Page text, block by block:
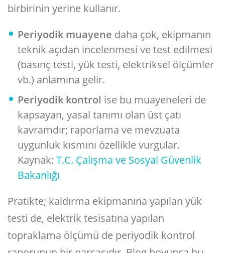
birbirinin yerine kullanır.
Periyodik muayene daha çok, ekipmanın
teknik açıdan incelenmesi ve test edilmesi
(basınç testi, yük testi, elektriksel ölçümler
vb.) anlamına gelir.
Periyodik kontrol ise bu muayeneleri de
kapsayan, yasal tanımı olan üst çatı
kavramdır; raporlama ve mevzuata
uygunluk kısmını özellikle vurgular.
Kaynak: T.C. Çalışma ve Sosyal Güvenlik
Bakanlığı
Pratikte; kaldırma ekipmanına yapılan yük
testi de, elektrik tesisatına yapılan
topraklama ölçümü de periyodik kontrol